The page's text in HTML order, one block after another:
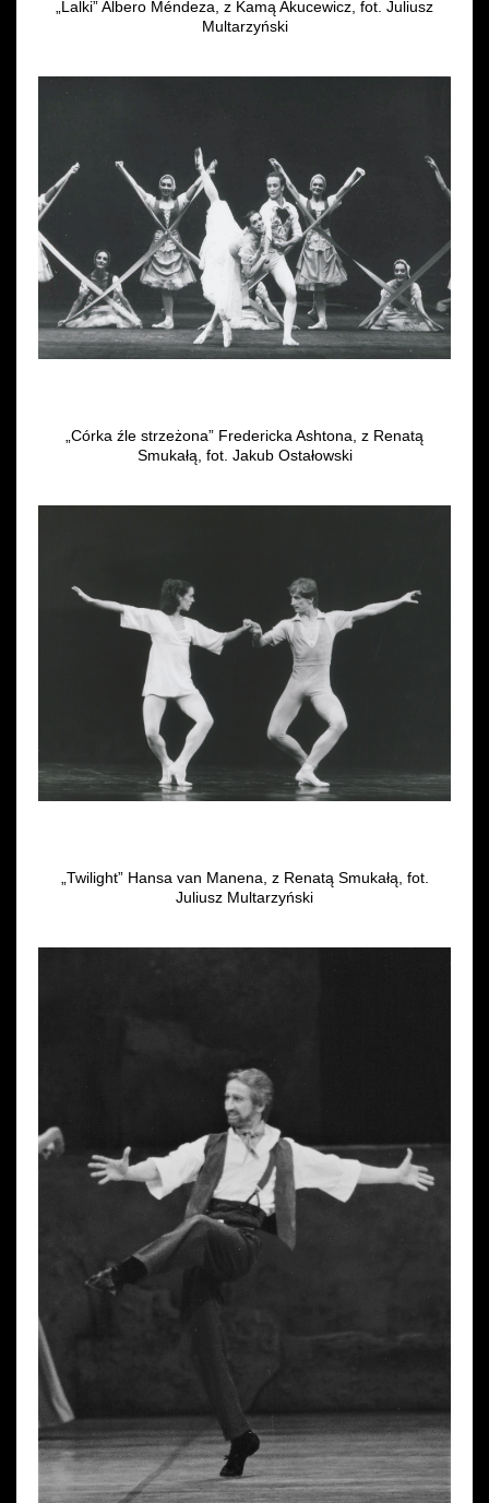
„Lalki” Albero Méndeza, z Kamą Akucewicz, fot. Juliusz
Multarzyński
„Córka źle strzeżona” Fredericka Ashtona, z Renatą
Smukałą, fot. Jakub Ostałowski
„Twilight” Hansa van Manena, z Renatą Smukałą, fot.
Juliusz Multarzyński